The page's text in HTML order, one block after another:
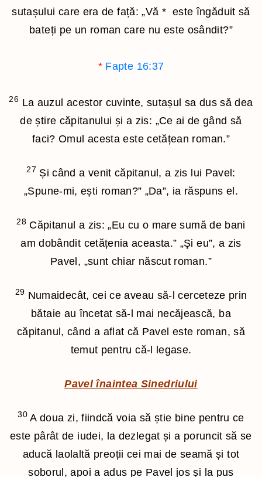
sutașului care era de față: „Vă * este îngăduit să
bateți pe un roman care nu este osândit?”
* Fapte 16:37
26 La auzul acestor cuvinte, sutașul sa dus să dea
de știre căpitanului și a zis: „Ce ai de gând să
faci? Omul acesta este cetățean roman.”
27 Și când a venit căpitanul, a zis lui Pavel:
„Spune-mi, ești roman?” „Da”, ia răspuns el.
28Căpitanul a zis: „Eu cu o mare sumă de bani
am dobândit cetățenia aceasta.” „Şi eu”, a zis
Pavel, „sunt chiar născut roman.”
29 Numaidecât, cei ce aveau să-l cerceteze prin
bătaie au încetat să-l mai necăjească, ba
căpitanul, când a aflat că Pavel este roman, să
temut pentru că-l legase.
Pavel înaintea Sinedriului
30A doua zi, fiindcă voia să știe bine pentru ce
este pârât de iudei, la dezlegat și a poruncit să se
aducă laolaltă preoții cei mai de seamă și tot
soborul, apoi a adus pe Pavel jos și la pus